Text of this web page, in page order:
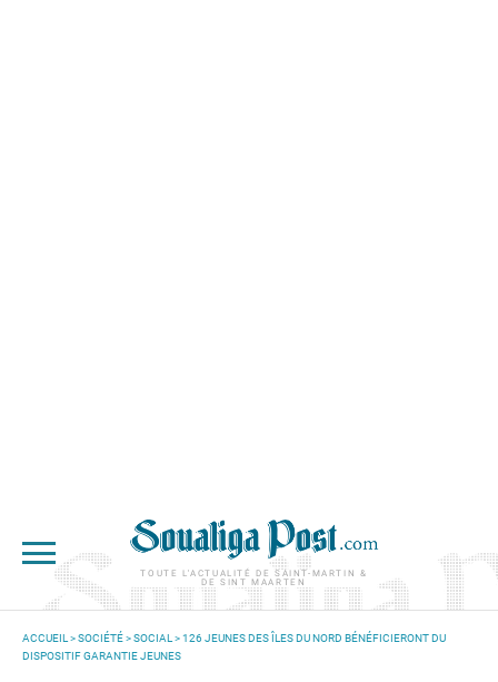
TOUTE L'ACTUALITÉ DE SAINT-MARTIN &
DE SINT MAARTEN
VOUS ÊTES ICI
ACCUEIL >SOCIÉTÉ>SOCIAL > 126 JEUNES DES ÎLES DU NORD BÉNÉFICIERONT DU
DISPOSITIF GARANTIE JEUNES